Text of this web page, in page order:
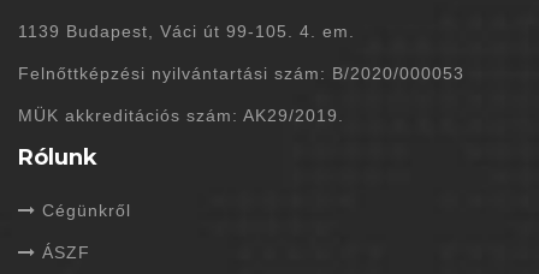
1139 Budapest, Váci út 99-105. 4. em.
Felnőttképzési nyilvántartási szám: B/2020/000053
MÜK akkreditációs szám: AK29/2019.
Rólunk
Cégünkről
ÁSZF